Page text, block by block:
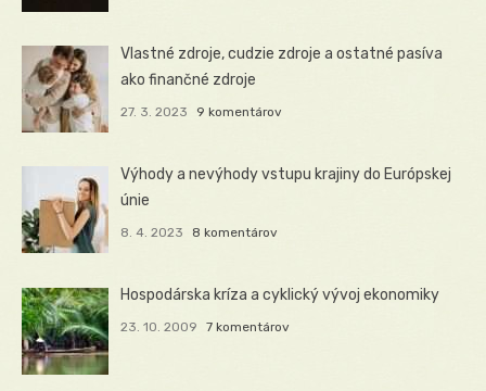
Vlastné zdroje, cudzie zdroje a ostatné pasíva
ako finančné zdroje
27. 3. 2023 9 komentárov
Výhody a nevýhody vstupu krajiny do Európskej
únie
8. 4. 2023 8 komentárov
Hospodárska kríza a cyklický vývoj ekonomiky
23. 10. 2009 7 komentárov